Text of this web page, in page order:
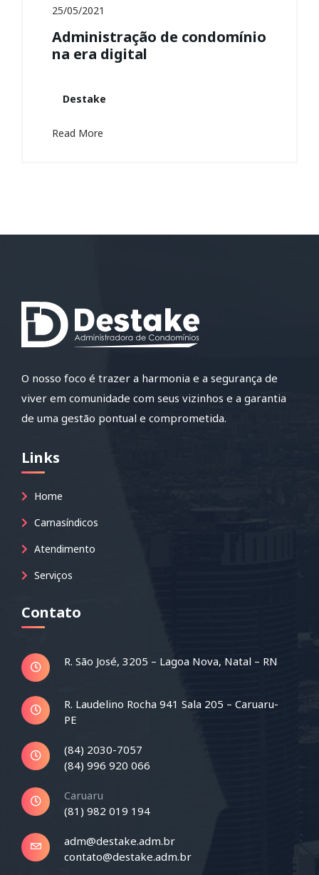
25/05/2021
Administração de condomínio
na era digital
Destake
Read More
O nosso foco é trazer a harmonia e a segurança de
viver em comunidade com seus vizinhos e a garantia
de uma gestão pontual e comprometida.
Links
Home
Carnasíndicos
Atendimento
Serviços
Contato
R. São José, 3205 – Lagoa Nova, Natal – RN
R. Laudelino Rocha 941 Sala 205 – Caruaru-
PE
(84) 2030-7057
(84) 996 920 066
Caruaru
(81) 982 019 194
adm@destake.adm.br
contato@destake.adm.br